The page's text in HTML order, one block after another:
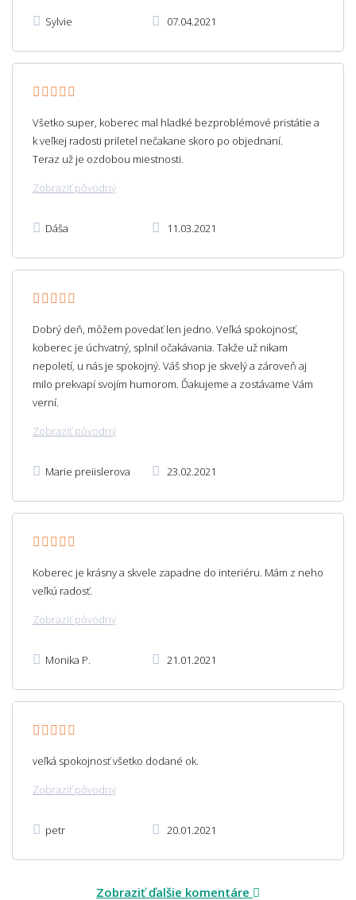
Sylvie 07.04.2021
Všetko super, koberec mal hladké bezproblémové pristátie a
k veľkej radosti priletel nečakane skoro po objednaní.
Teraz už je ozdobou miestnosti.
Zobraziť pôvodný
Dáša 11.03.2021
Dobrý deň, môžem povedať len jedno. Veľká spokojnosť,
koberec je úchvatný, splnil očakávania. Takže už nikam
nepoletí, u nás je spokojný. Váš shop je skvelý a zároveň aj
milo prekvapí svojím humorom. Ďakujeme a zostávame Vám
verní.
Zobraziť pôvodný
Marie preiislerova 23.02.2021
Koberec je krásny a skvele zapadne do interiéru. Mám z neho
veľkú radosť.
Zobraziť pôvodný
Monika P. 21.01.2021
veľká spokojnosť všetko dodané ok.
Zobraziť pôvodný
petr 20.01.2021
Zobraziť ďalšie komentáre